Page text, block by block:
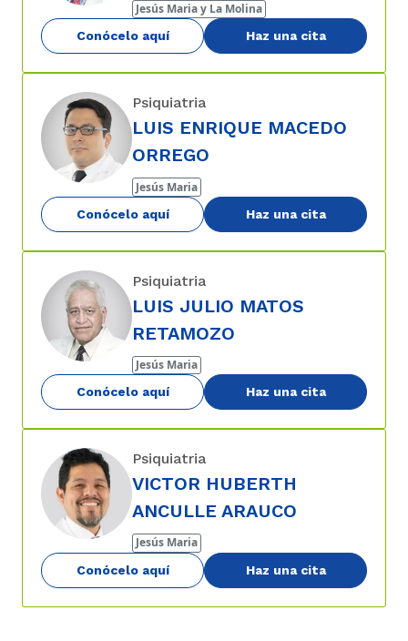
Jesús Maria y La Molina
Conócelo aquí Haz una cita
Psiquiatria
LUIS ENRIQUE MACEDO
ORREGO
Jesús Maria
Conócelo aquí Haz una cita
Psiquiatria
LUIS JULIO MATOS
RETAMOZO
Jesús Maria
Conócelo aquí Haz una cita
Psiquiatria
VICTOR HUBERTH
ANCULLE ARAUCO
Jesús Maria
Conócelo aquí Haz una cita